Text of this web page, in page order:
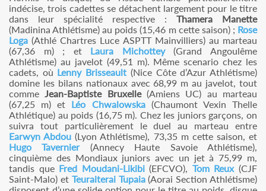
indécise, trois cadettes se détachent largement pour le titre
dans leur spécialité respective : Thamera Manette
(Madinina Athlétisme) au poids (15,46 m cette saison) ; Rose
Loga (Athlé Chartres Luce ASPTT Mainvilliers) au marteau
(67,36 m) ; et Laura Michottey(Grand Angoulême
Athlétisme) au javelot (49,51 m). Même scenario chez les
cadets, où Lenny Brisseault (Nice Côte d’Azur Athlétisme)
domine les bilans nationaux avec 68,99 m au javelot, tout
commeJean-Baptiste Bruxelle(Amiens UC) au marteau
(67,25 m) et Léo Chwalowska(Chaumont Vexin Thelle
Athlétique) au poids (16,75 m). Chez les juniors garçons, on
suivra tout particulièrement le duel au marteau entre
Earwyn Abdou (Lyon Athlétisme), 73,35 m cette saison, et
Hugo Tavernier(Annecy Haute Savoie Athlétisme),
cinquième des Mondiaux juniors avec un jet à 75,99 m,
tandis que Fred Moudani-Likibi(EFCVO), Tom Reux(CJF
Saint-Malo) et Teuraiterai Tupaia(Aorai Section Athlétisme)